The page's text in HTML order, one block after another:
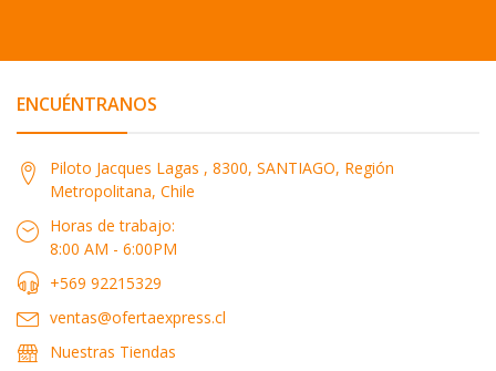
ENCUÉNTRANOS
Piloto Jacques Lagas , 8300, SANTIAGO, Región
Metropolitana, Chile
Horas de trabajo:
8:00 AM - 6:00PM
+569 92215329
ventas@ofertaexpress.cl
Nuestras Tiendas